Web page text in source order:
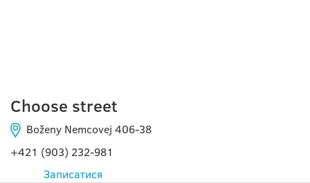
Choose street
Boženy Nemcovej 406-38
+421 (903) 232-981
Записатися